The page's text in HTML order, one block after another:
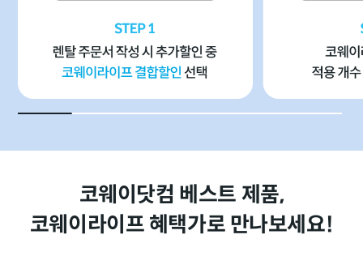
코웨이닷컴 베스트 제품,
코웨이라이프 혜택가로 만나보세요!